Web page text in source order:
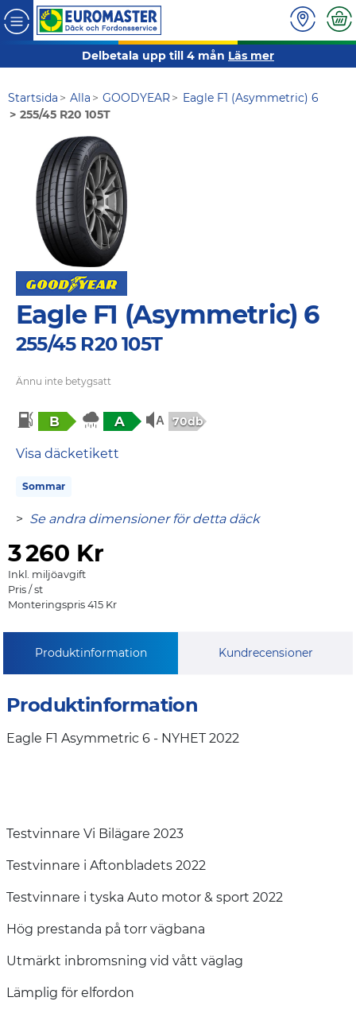
Delbetala upp till 4 mån Läs mer
Startsida Alla GOODYEAR
Eagle F1 (Asymmetric) 6
255/45 R20 105T
Eagle F1 (Asymmetric) 6
255/45 R20 105T
Ännu inte betygsatt
B A 70db
Visa däcketikett
Sommar
> Se andra dimensioner för detta däck
3260 Kr
Inkl. miljöavgift
Pris / st
Monteringspris 415 Kr
Produktinformation Kundrecensioner
Produktinformation
Eagle F1 Asymmetric 6 - NYHET 2022
Testvinnare Vi Bilägare 2023
Testvinnare i Aftonbladets 2022
Testvinnare i tyska Auto motor & sport 2022
Hög prestanda på torr vägbana
Utmärkt inbromsning vid vått väglag
Lämplig för elfordon